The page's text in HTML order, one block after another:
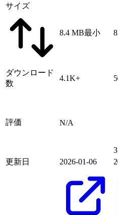
サイズ
8.4 MB最小
ダウンロード
数
4.1K+
評価 N/A
更新日 2026-01-06